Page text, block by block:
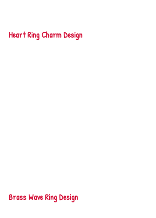
Heart Ring Charm Design
Brass Wave Ring Design